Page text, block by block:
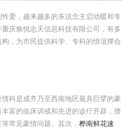
爱，越来越多的东说念主启动暖和专
庆焕悦志天信息科技有限公司，有多
，为市民提供科学、专科的情谊撑合
科是成齐乃至西南地区最具巨擘的豪
富的临床训戒和先进的诊疗开辟，擅
常见豪情问题。其次， 桦南鲜花速